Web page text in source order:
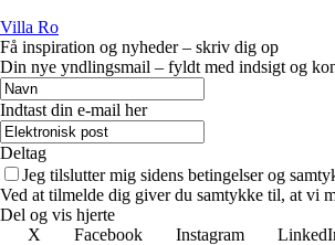
Villa Ro
Få inspiration og nyheder – skriv dig op
Din nye yndlingsmail – fyldt med indsigt og
Indtast din e-mail her
Deltag
Jeg tilslutter mig sidens betingelser og
Ved at tilmelde dig giver du samtykke til, at vi
Del og vis hjerte
X
Facebook Instagram